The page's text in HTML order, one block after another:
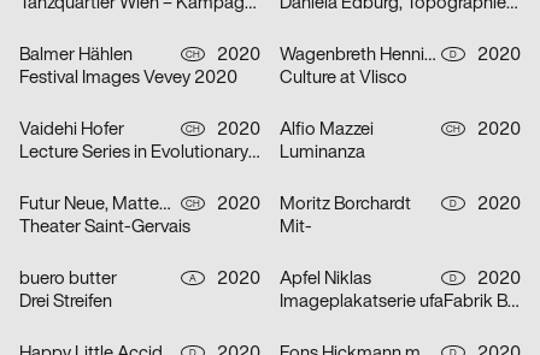
Tanzquartier Wien – Kampagne Camilla Schielin
Daniela Edburg, Topographies of Transformation
Balmer Hählen CH
2020
Festival Images Vevey 2020
Wagenbreth Henning D
2020
Culture at Vlisco
Vaidehi Hofer CH
2020
Lecture Series in Evolutionary Ecology
Alfio Mazzei CH
2020
Luminanza
Futur Neue, Matteo Venet CH
2020
Theater Saint-Gervais
Moritz Borchardt D
2020
Mit-
buero butter A
2020
Drei Streifen
Apfel Niklas D
2020
Imageplakatserie ufaFabrik Berlin